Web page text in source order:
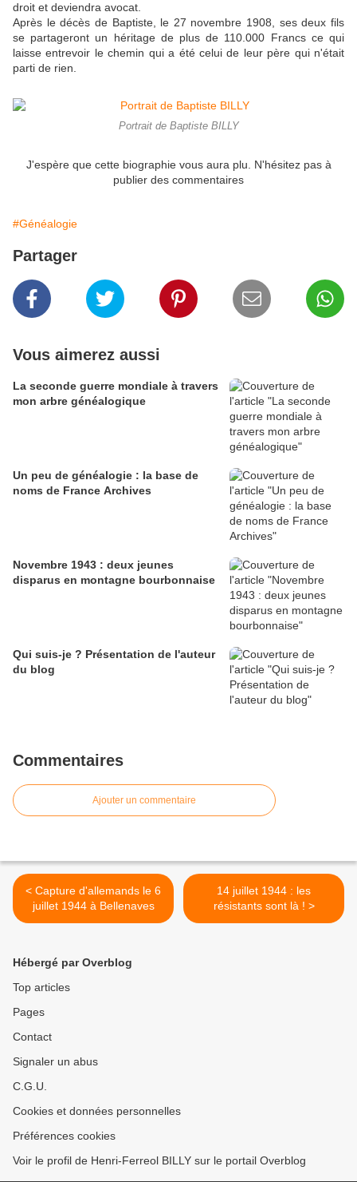
droit et deviendra avocat.
Après le décès de Baptiste, le 27 novembre 1908, ses deux fils
se partageront un héritage de plus de 110.000 Francs ce qui
laisse entrevoir le chemin qui a été celui de leur père qui n'était
parti de rien.
Portrait de Baptiste BILLY
J'espère que cette biographie vous aura plu. N'hésitez pas à
publier des commentaires
#Généalogie
Partager
Vous aimerez aussi
La seconde guerre mondiale à travers
mon arbre généalogique
Un peu de généalogie : la base de
noms de France Archives
Novembre 1943 : deux jeunes
disparus en montagne bourbonnaise
Qui suis-je ? Présentation de l'auteur
du blog
Commentaires
Ajouter un commentaire
< Capture d'allemands le 6
juillet 1944 à Bellenaves
14 juillet 1944 : les
résistants sont là ! >
Hébergé par Overblog
Top articles
Pages
Contact
Signaler un abus
C.G.U.
Cookies et données personnelles
Préférences cookies
Voir le profil de Henri-Ferreol BILLY sur le portail Overblog